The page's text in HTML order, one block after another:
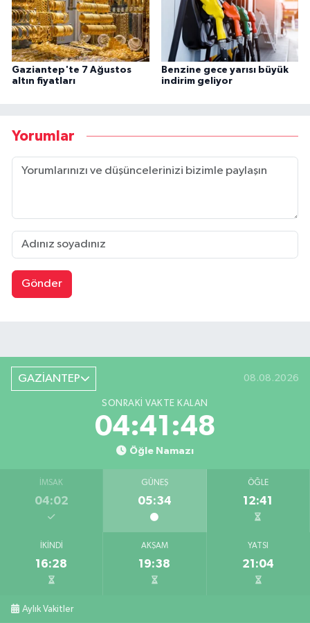
Gaziantep'te 7 Ağustos
altın fiyatları
Benzine gece yarısı büyük
indirim geliyor
Yorumlar
Gönder
GAZİANTEP 08.08.2026
SONRAKI VAKTE KALAN
04:41:47
Öğle Namazı
İMSAK
04:02
GÜNEŞ
05:34
ÖĞLE
12:41
İKINDI
16:28
AKŞAM
19:38
YATSI
21:04
Aylık Vakitler